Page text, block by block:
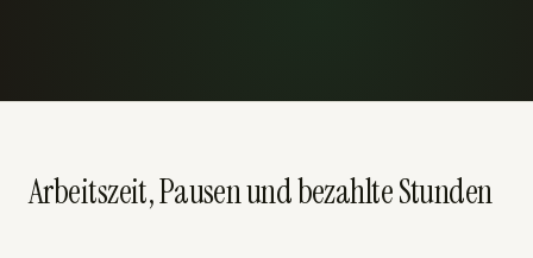
Arbeitszeit, Pausen und bezahlte Stunden